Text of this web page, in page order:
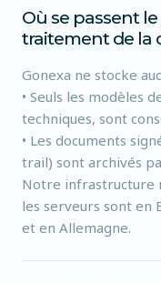
Où se passent
traitement de la
Gonexa ne stocke
• Seuls les modèles
techniques, sont
• Les documents
trail) sont archivés
Notre infrastructure
les serveurs sont en
et en Allemagne.